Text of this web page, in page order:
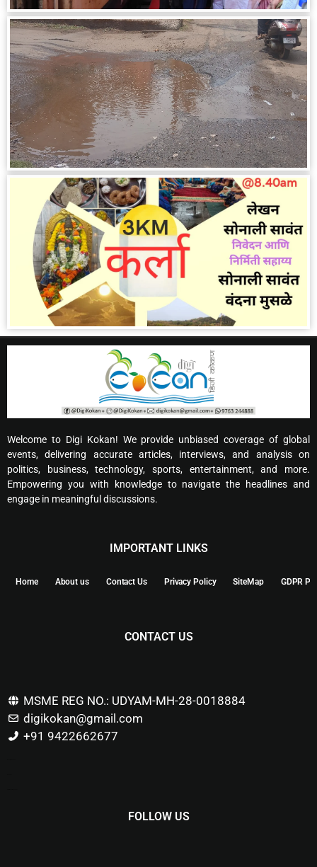
Welcome to Digi Kokan! We provide unbiased coverage of global
events, delivering accurate articles, interviews, and analysis on
politics, business, technology, sports, entertainment, and more.
Empowering you with knowledge to navigate the headlines and
engage in meaningful discussions.
IMPORTANT LINKS
Home About us Contact Us Privacy Policy SiteMap GDPR
CONTACT US
MSME REG NO.: UDYAM-MH-28-0018884
digikokan@gmail.com
+91 9422662677
FOLLOW US